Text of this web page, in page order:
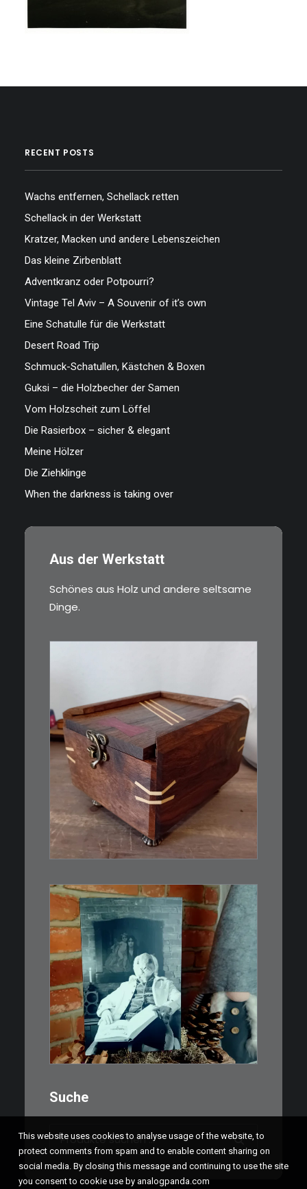
RECENT POSTS
Wachs entfernen, Schellack retten
Schellack in der Werkstatt
Kratzer, Macken und andere Lebenszeichen
Das kleine Zirbenblatt
Adventkranz oder Potpourri?
Vintage Tel Aviv – A Souvenir of it’s own
Eine Schatulle für die Werkstatt
Desert Road Trip
Schmuck-Schatullen, Kästchen & Boxen
Guksi – die Holzbecher der Samen
Vom Holzscheit zum Löffel
Die Rasierbox – sicher & elegant
Meine Hölzer
Die Ziehklinge
When the darkness is taking over
Aus der Werkstatt
Schönes aus Holz und andere seltsame
Dinge.
€39,00
Eine kleine, simple Schatulle
aus Nussbaum…
3,00
Limitierte Auflage. Original:
Abzug von 35mm…
Suche
Suchen
nach:
This website uses cookies to analyse usage of the website, to
protect comments from spam and to enable content sharing on
social media. By closing this message and continuing to use the site
you consent to cookie use by analogpanda.com